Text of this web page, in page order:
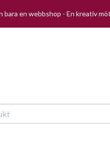
en webbshop - En kreativ